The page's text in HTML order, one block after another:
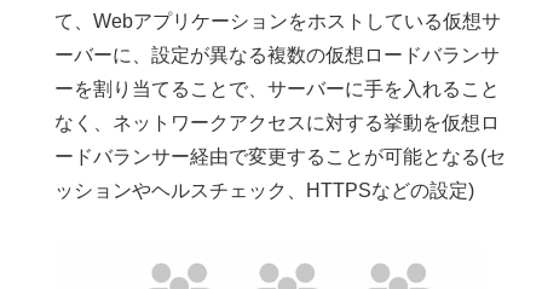
て、Webアプリケーションをホストしている仮想サ
ーバーに、設定が異なる複数の仮想ロードバランサ
ーを割り当てることで、サーバーに手を入れること
なく、ネットワークアクセスに対する挙動を仮想ロ
ードバランサー経由で変更することが可能となる(セ
ッションやヘルスチェック、HTTPSなどの設定)